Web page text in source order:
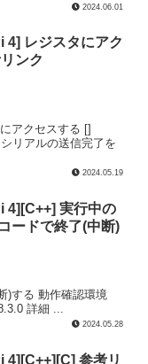
2024.06.01
4] レジスタにアク
ンク
アクセスする []
リアルの送信完了を
2024.05.19
4][C++] 実行中の
ードで終了(中断)
)する 動作確認環境
詳細 ...
2024.05.28
4][C++][C] 参考リ